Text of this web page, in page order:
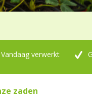
verwerkt
zaden